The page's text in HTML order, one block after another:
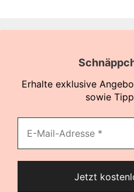
Erhalte exklusive
sowie